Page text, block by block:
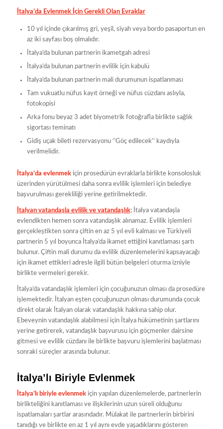
İtalya’da Evlenmek İçin Gerekli Olan Evraklar
10 yıl içinde çıkarılmış gri, yeşil, siyah veya bordo pasaportun en
az iki sayfası boş olmalıdır.
İtalya’da bulunan partnerin ikametgah adresi
İtalya’da bulunan partnerin evlilik için kabulü
İtalya’da bulunan partnerin mali durumunun ispatlanması
Tam vukuatlu nüfus kayıt örneği ve nüfus cüzdanı aslıyla,
fotokopisi
Arka fonu beyaz 3 adet biyometrik fotoğrafla birlikte sağlık
sigortası teminatı
Gidiş uçak bileti rezervasyonu ‘’Göç edilecek’’ kaydıyla
verilmelidir.
İtalya’da evlenmekiçin prosedürün evraklarla birlikte konsolosluk
üzerinden yürütülmesi daha sonra evlilik işlemleri için belediye
başvurulması gerekliliği yerine getirilmektedir.
İtalyan vatandaşla evlilik ve vatandaşlık; İtalya vatandaşla
evlendikten hemen sonra vatandaşlık alınamaz. Evlilik işlemleri
gerçekleştikten sonra çiftin en az 5 yıl evli kalması ve Türkiyeli
partnerin 5 yıl boyunca İtalya’da ikamet ettiğini kanıtlaması şartı
bulunur. Çiftin mali durumu da evlilik düzenlemelerini kapsayacağı
için ikamet ettikleri adresle ilgili bütün belgeleri oturma izniyle
birlikte vermeleri gerekir.
İtalya’da vatandaşlık işlemleri için çocuğunuzun olması da prosedüre
işlemektedir. İtalyan eşten çocuğunuzun olması durumunda çocuk
direkt olarak İtalyan olarak vatandaşlık hakkına sahip olur.
Ebeveynin vatandaşlık alabilmesi için İtalya hükümetinin şartlarını
yerine getirerek, vatandaşlık başvurusu için göçmenler dairsine
gitmesi ve evlilik cüzdanı ile birlikte başvuru işlemlerini başlatması
sonraki süreçler arasında bulunur.
İtalya’lı Biriyle Evlenmek
İtalya’lı biriyle evlenmekiçin yapılan düzenlemelerde, partnerlerin
birlikteliğini kanıtlaması ve ilişkilerinin uzun süreli olduğunu
ispatlamaları şartlar arasındadır. Mülakat ile partnerlerin birbirini
tanıdığı ve birlikte en az 1 yıl aynı evde yaşadıklarını gösteren